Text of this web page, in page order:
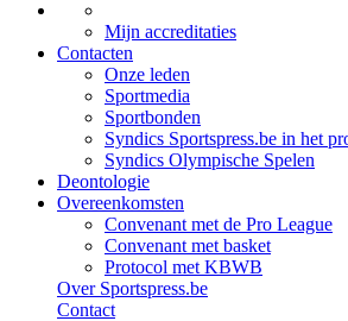
Mijn accreditaties
Contacten
Onze leden
Sportmedia
Sportbonden
Syndics Sportspress.be in het
Syndics Olympische Spelen
Deontologie
Overeenkomsten
Convenant met de Pro League
Convenant met basket
Protocol met KBWB
Over Sportspress.be
Contact